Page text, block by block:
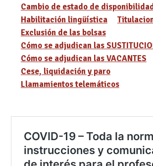
Cambio de estado de
Habilitación lingüística
Exclusión de las bolsas
Cómo se adjudican las
Cómo se adjudican las VACANTES
Cese, liquidación y paro
Llamamientos telemáticos